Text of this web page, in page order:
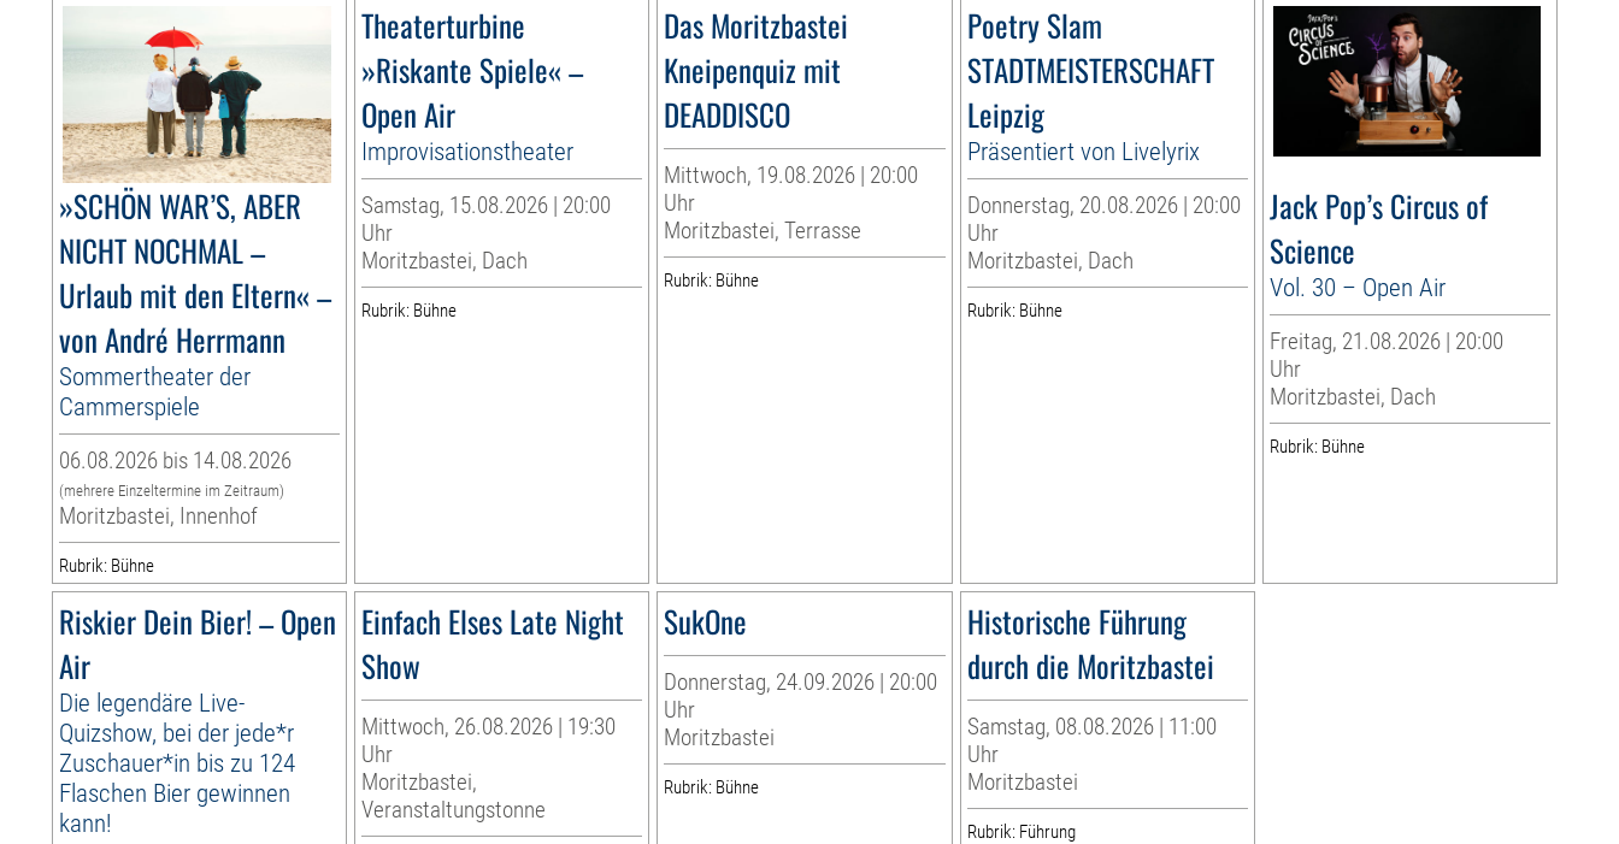
»SCHÖN WAR’S, ABER
NICHT NOCHMAL –
Urlaub mit den Eltern« –
von André Herrmann
Sommertheater der
Cammerspiele
06.08.2026 bis 14.08.2026
(mehrere Einzeltermine im Zeitraum)
Moritzbastei, Innenhof
Rubrik: Bühne
Theaterturbine
»Riskante Spiele« –
Open Air
Improvisationstheater
Samstag, 15.08.2026 | 20:00
Uhr
Moritzbastei, Dach
Rubrik: Bühne
Das Moritzbastei
Kneipenquiz mit
DEADDISCO
Mittwoch, 19.08.2026 | 20:00
Uhr
Moritzbastei, Terrasse
Rubrik: Bühne
Poetry Slam
STADTMEISTERSCHAFT
Leipzig
Präsentiert von Livelyrix
Donnerstag, 20.08.2026 | 20:00
Uhr
Moritzbastei, Dach
Rubrik: Bühne
Jack Pop’s Circus of
Science
Vol. 30 – Open Air
Freitag, 21.08.2026 | 20:00
Uhr
Moritzbastei, Dach
Rubrik: Bühne
Riskier Dein Bier! – Open
Air
Die legendäre Live-
Quizshow, bei der jede*r
Zuschauer*in bis zu 124
Flaschen Bier gewinnen
kann!
Einfach Elses Late Night
Show
Mittwoch, 26.08.2026 | 19:30
Uhr
Moritzbastei,
Veranstaltungstonne
SukOne
Donnerstag, 24.09.2026 | 20:00
Uhr
Moritzbastei
Rubrik: Bühne
Historische Führung
durch die Moritzbastei
Samstag, 08.08.2026 | 11:00
Uhr
Moritzbastei
Rubrik: Führung